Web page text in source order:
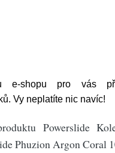
e-shopu pro vás
Vy neplatíte nic navíc!
Powerslide
Phuzion Argon Coral